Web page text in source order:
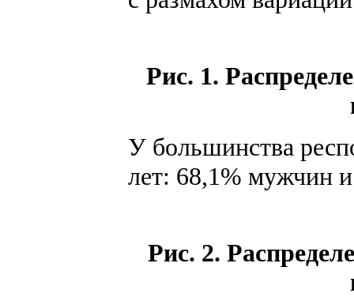
Рис. 1.
У большинства
лет: 68,1% мужчин
Рис. 2.